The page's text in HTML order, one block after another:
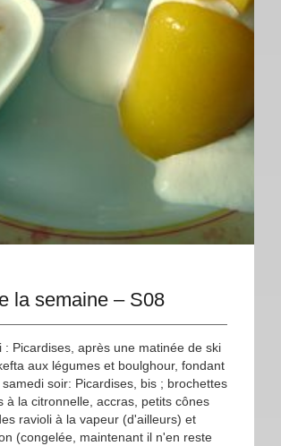
la semaine – S08
: Picardises, après une matinée de ski
aux légumes et boulghour, fondant
soir: Picardises, bis ; brochettes
à la citronnelle, accras, petits cônes
ravioli à la vapeur (d'ailleurs) et
(congelée, maintenant il n'en reste